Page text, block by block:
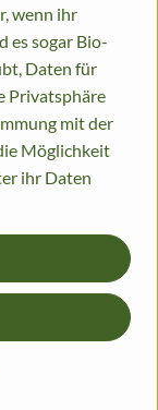
Handelsklasse II
wenn ihr
es sogar Bio-
Daten für
Privatsphäre
mit der
Möglichkeit
ihr Daten